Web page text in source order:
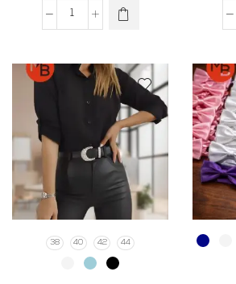
38 40 42 44